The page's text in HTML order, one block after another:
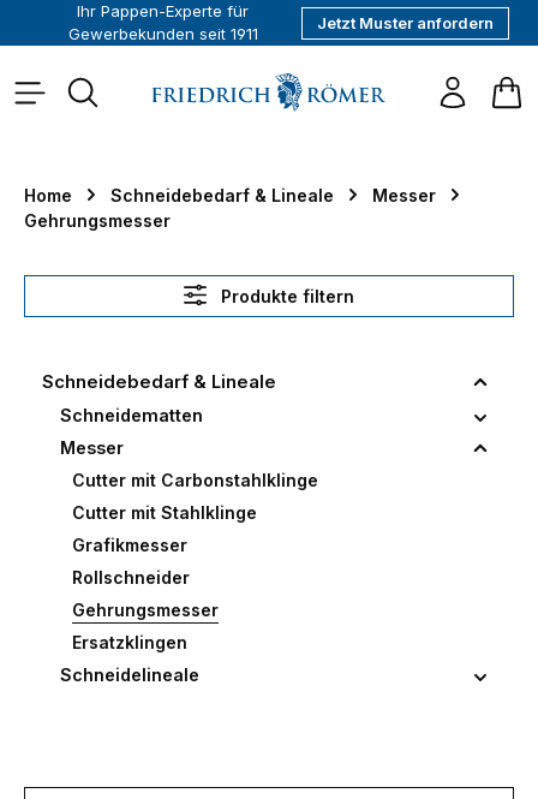
springen
Ihr Pappen-Experte für
Gewerbekunden seit 1911
Jetzt Muster anfordern
Home Schneidebedarf & Lineale
Messer
Gehrungsmesser
Produkte filtern
Schneidebedarf & Lineale
Schneidematten
Messer
Cutter mit Carbonstahlklinge
Cutter mit Stahlklinge
Grafikmesser
Rollschneider
Gehrungsmesser
Ersatzklingen
Schneidelineale